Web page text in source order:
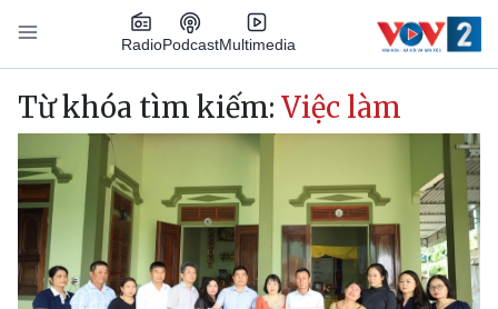
Nhảy đến nội dung
RadioPodcastMultimedia
Main navigation
Từ khóa tìm kiếm: Việc làm